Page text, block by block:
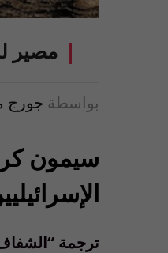
مصير
بواسطة جورج
سيمون
ترجمة